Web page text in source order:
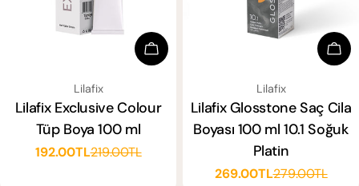
Seçenekleri Seçin
SATICI:
Lilafix
Lilafix Exclusive Colour
Tüp Boya 100 ml
Satış
192.00TLNormal
219.00TL
SATICI:
Lilafix
Lilafix Glosstone Saç Cila
Boyası 100 ml 10.1 Soğuk
Platin
Satış
269.00TLNormal
279.00TL